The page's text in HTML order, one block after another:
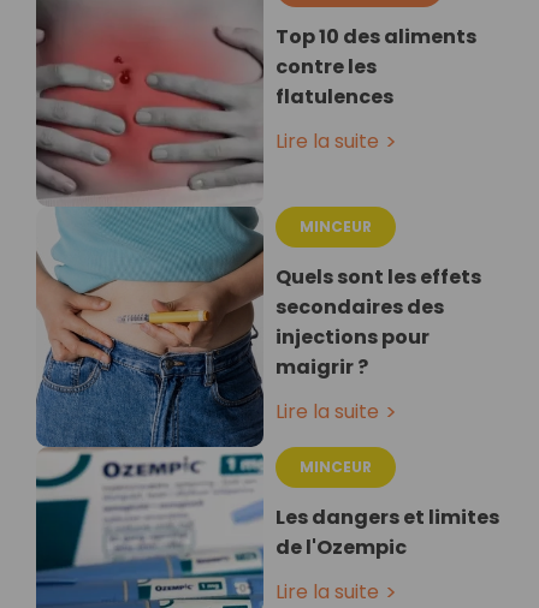
Top 10 des aliments
contre les
flatulences
Lire la suite
MINCEUR
Quels sont les effets
secondaires des
injections pour
maigrir ?
Lire la suite
MINCEUR
Les dangers et limites
de l'Ozempic
Lire la suite